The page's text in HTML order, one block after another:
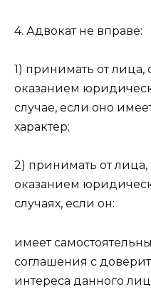
4. Адвокат не вправе:
1) принимать от лица,
оказанием
случае, если оно
характер;
2) принимать от
оказанием
случаях, если он:
имеет
соглашения с
интереса данного